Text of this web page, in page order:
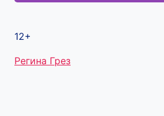
12+
Метки
Регина Грез